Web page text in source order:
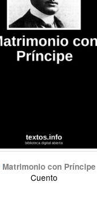
Matrimonio con Príncipe
Cuento